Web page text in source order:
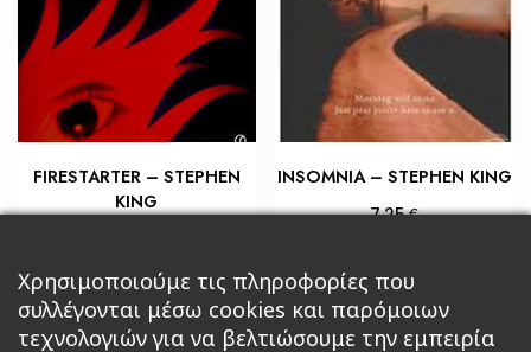
FIRESTARTER – STEPHEN
KING
Προσθήκη στο καλάθι
INSOMNIA – STEPHEN KING
7,25€
Χρησιμοποιούμε τις πληροφορίες που
συλλέγονται μέσω cookies και παρόμοιων
τεχνολογιών για να βελτιώσουμε την εμπειρία